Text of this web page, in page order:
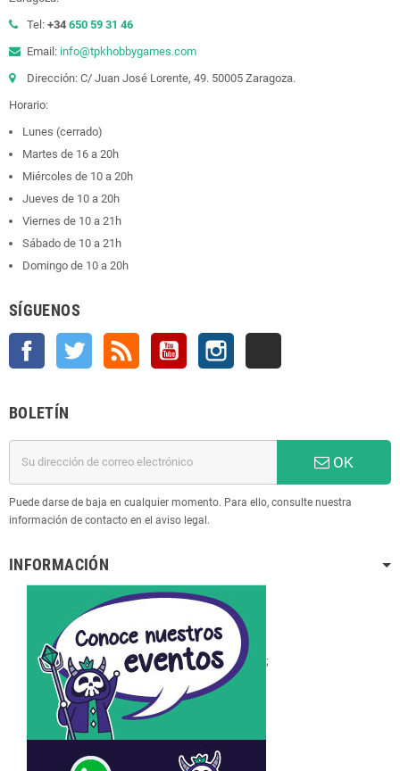
Tel: +34 650 59 31 46
Email: info@tpkhobbygames.com
Dirección: C/ Juan José Lorente, 49. 50005 Zaragoza.
Horario:
Lunes (cerrado)
Martes de 16 a 20h
Miércoles de 10 a 20h
Jueves de 10 a 20h
Viernes de 10 a 21h
Sábado de 10 a 21h
Domingo de 10 a 20h
SÍGUENOS
Facebook Twitter Rss YouTube Instagram
BOLETÍN
OK
Puede darse de baja en cualquier momento. Para ello, consulte nuestra
información de contacto en el aviso legal.
INFORMACIÓN
;